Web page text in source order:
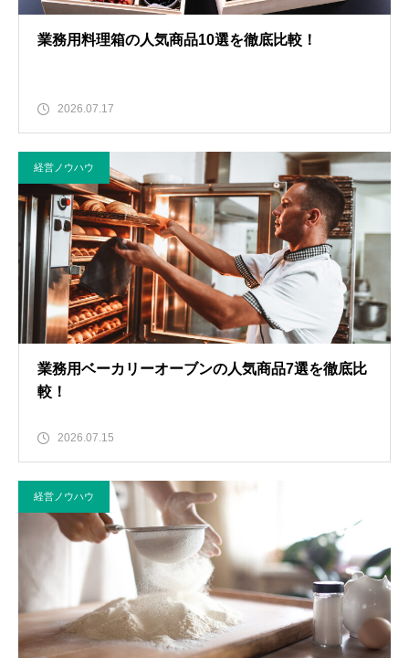
業務用料理箱の人気商品10選を徹底比較！
2026.07.17
経営ノウハウ
業務用ベーカリーオーブンの人気商品7選を徹底比
較！
2026.07.15
経営ノウハウ